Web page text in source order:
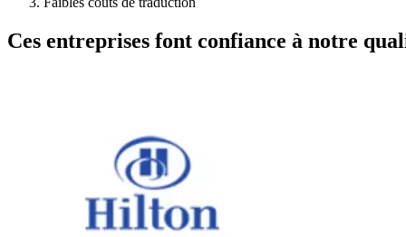
Ces entreprises font confiance à notre